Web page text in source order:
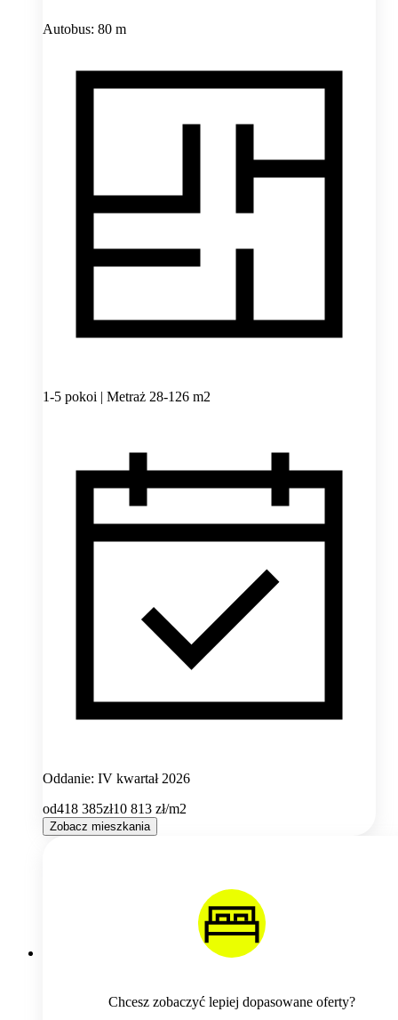
Autobus: 80 m
1-5 pokoi | Metraż 28-126 m2
Oddanie: IV kwartał 2026
od418 385zł10 813 zł/m2
Zobacz mieszkania
Chcesz zobaczyć lepiej dopasowane oferty?